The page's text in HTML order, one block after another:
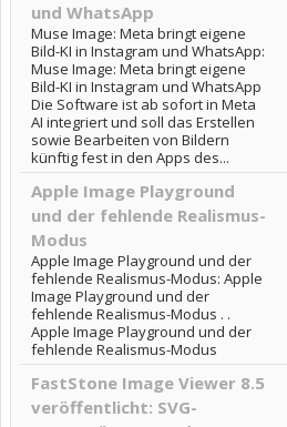
und WhatsApp
Muse Image: Meta bringt eigene
Bild-KI in Instagram und WhatsApp:
Muse Image: Meta bringt eigene
Bild-KI in Instagram und WhatsApp
Die Software ist ab sofort in Meta
AI integriert und soll das Erstellen
sowie Bearbeiten von Bildern
künftig fest in den Apps des...
Apple Image Playground
und der fehlende Realismus-
Modus
Apple Image Playground und der
fehlende Realismus-Modus: Apple
Image Playground und der
fehlende Realismus-Modus . .
Apple Image Playground und der
fehlende Realismus-Modus
FastStone Image Viewer 8.5
veröffentlicht: SVG-